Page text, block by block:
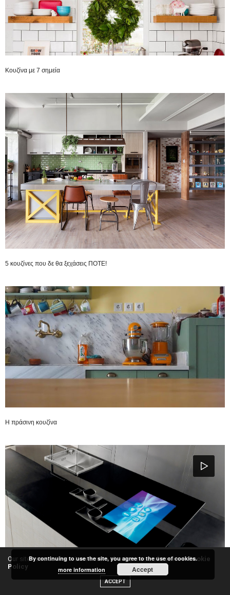
Κουζίνα με 7 σημεία
5 κουζίνες που δε θα ξεχάσεις ΠΟΤΕ!
H πράσινη κουζίνα
Smart κουζίνα!!! Μη πεις πως δε τη θέλεις…
Our site uses cookies. Learn more about our use of cookies:Cookie
Policy
ACCEPT
By continuing to use the site, you agree to the use of cookies.
more information
Accept